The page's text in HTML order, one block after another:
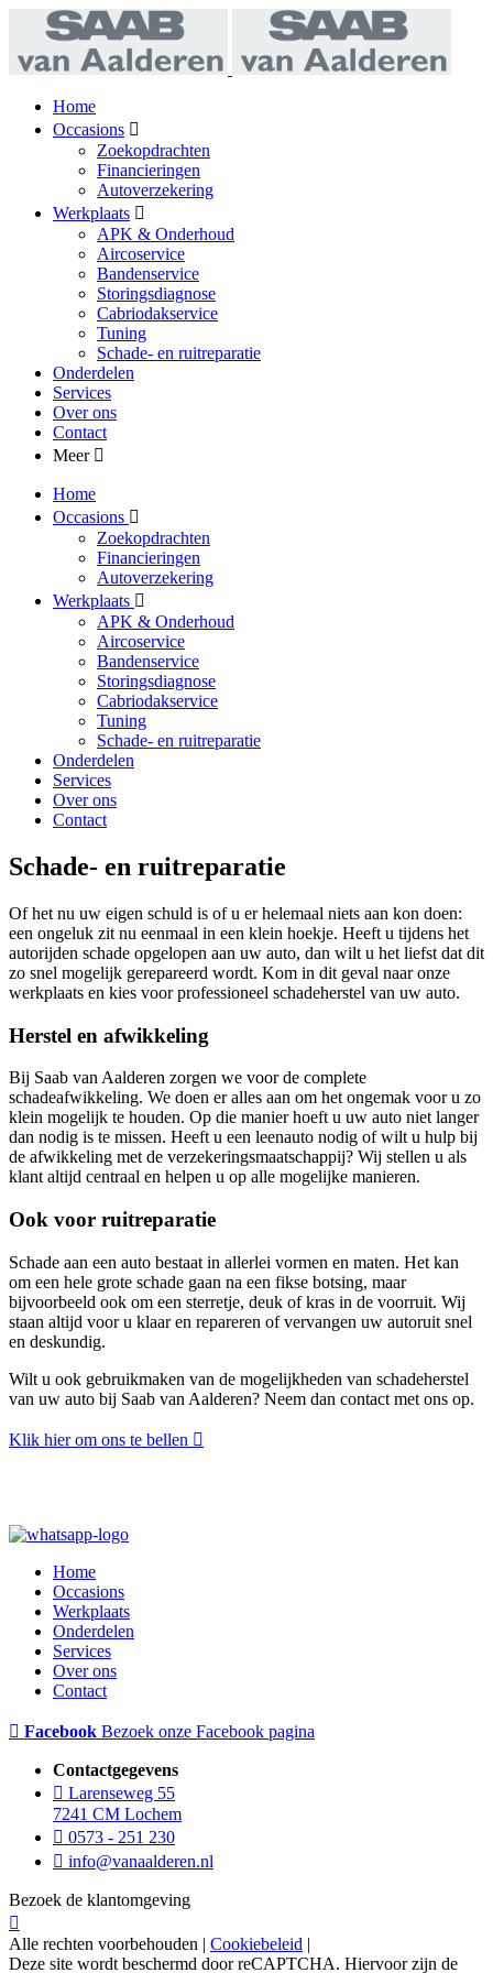
Home
Occasions
Zoekopdrachten
Financieringen
Autoverzekering
Werkplaats
APK & Onderhoud
Aircoservice
Bandenservice
Storingsdiagnose
Cabriodakservice
Tuning
Schade- en ruitreparatie
Onderdelen
Services
Over ons
Contact
Meer
Home
Occasions
Zoekopdrachten
Financieringen
Autoverzekering
Werkplaats
APK & Onderhoud
Aircoservice
Bandenservice
Storingsdiagnose
Cabriodakservice
Tuning
Schade- en ruitreparatie
Onderdelen
Services
Over ons
Contact
Schade- en ruitreparatie
Of het nu uw eigen schuld is of u er helemaal niets aan kon doen:
een ongeluk zit nu eenmaal in een klein hoekje. Heeft u tijdens het
autorijden schade opgelopen aan uw auto, dan wilt u het liefst dat dit
zo snel mogelijk gerepareerd wordt. Kom in dit geval naar onze
werkplaats en kies voor professioneel schadeherstel van uw auto.
Herstel en afwikkeling
Bij Saab van Aalderen zorgen we voor de complete
schadeafwikkeling. We doen er alles aan om het ongemak voor u zo
klein mogelijk te houden. Op die manier hoeft u uw auto niet langer
dan nodig is te missen. Heeft u een leenauto nodig of wilt u hulp bij
de afwikkeling met de verzekeringsmaatschappij? Wij stellen u als
klant altijd centraal en helpen u op alle mogelijke manieren.
Ook voor ruitreparatie
Schade aan een auto bestaat in allerlei vormen en maten. Het kan
om een hele grote schade gaan na een fikse botsing, maar
bijvoorbeeld ook om een sterretje, deuk of kras in de voorruit. Wij
staan altijd voor u klaar en repareren of vervangen uw autoruit snel
en deskundig.
Wilt u ook gebruikmaken van de mogelijkheden van schadeherstel
van uw auto bij Saab van Aalderen? Neem dan contact met ons op.
Klik hier om ons te bellen
Home
Occasions
Werkplaats
Onderdelen
Services
Over ons
Contact
Facebook Bezoek onze Facebook pagina
Contactgegevens
Larenseweg 55
7241 CM Lochem
0573 - 251 230
info@vanaalderen.nl
Bezoek de klantomgeving
Alle rechten voorbehouden | Cookiebeleid |
Deze site wordt beschermd door reCAPTCHA. Hiervoor zijn de